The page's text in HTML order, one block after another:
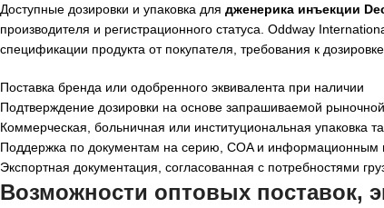
Доступные дозировки и упаковка для дженерика инъекции
производителя и регистрационного статуса. Oddway
спецификации продукта от покупателя, требования к
Поставка бренда или одобренного эквивалента при наличии
Подтверждение дозировки на основе запрашиваемой
Коммерческая, больничная или институциональная упаковка
Поддержка по документам на серию, COA и информационным
Экспортная документация, согласованная с потребностями
Возможности оптовых поставок,